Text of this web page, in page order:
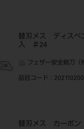
替刃メス ディス
入 ＃24
フェザー安全剃刀（
品目コード ：
替刃メス カーボ